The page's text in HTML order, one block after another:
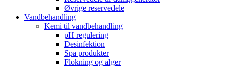
Øvrige reservedele
Vandbehandling
Kemi til vandbehandling
pH regulering
Desinfektion
Spa produkter
Flokning og alger